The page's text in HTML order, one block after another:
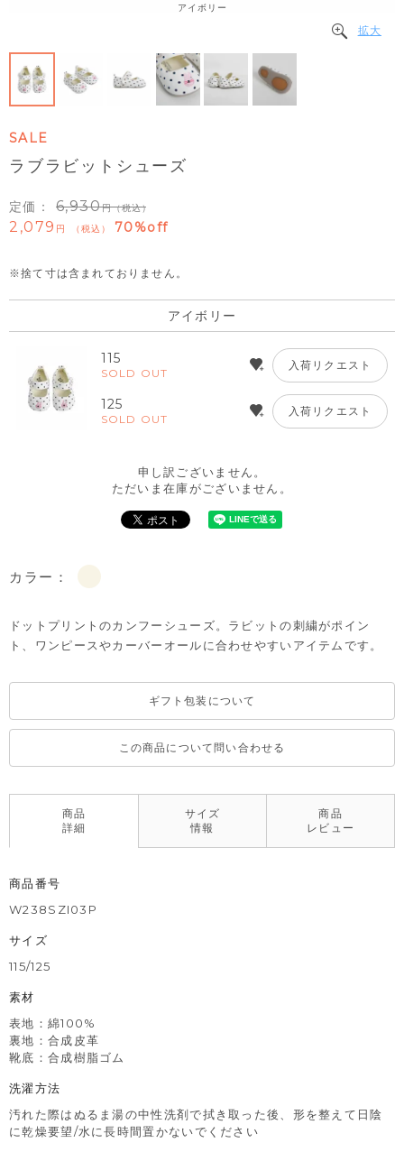
アイボリー
拡大
SALE
ラブラビットシューズ
定価： 6,930 （税込）
2,079 税込 70%off
※捨て寸は含まれておりません。
アイボリー
115
SOLD OUT
入荷リクエスト
125
SOLD OUT
入荷リクエスト
申し訳ございません。
ただいま在庫がございません。
カラー：
ドットプリントのカンフーシューズ。ラビットの刺繍がポイン
ト、ワンピースやカーバーオールに合わせやすいアイテムです。
ギフト包装について
この商品について問い合わせる
商品
詳細
サイズ
情報
商品
レビュー
商品番号
W238SZI03P
サイズ
115/125
素材
表地：綿100%
裏地：合成皮革
靴底：合成樹脂ゴム
洗濯方法
汚れた際はぬるま湯の中性洗剤で拭き取った後、形を整えて日陰
に乾燥要望/水に長時間置かないでください